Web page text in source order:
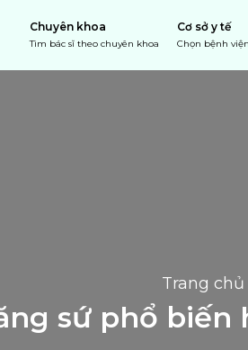
Chuyên khoa
Tìm bác sĩ theo chuyên khoa
Cơ sở y tế
Chọn bệnh
Trang chủ
sứ phổ